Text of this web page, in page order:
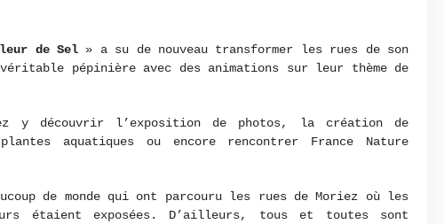
de Sel » a su de nouveau transformer les rues de son
pépinière avec des animations sur leur thème de
y découvrir l’exposition de photos, la création de
aquatiques ou encore rencontrer France Nature
de monde qui ont parcouru les rues de Moriez où les
étaient exposées. D’ailleurs, tous et toutes sont